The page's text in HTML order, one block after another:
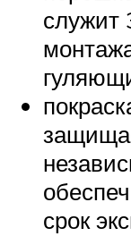
служит
срок